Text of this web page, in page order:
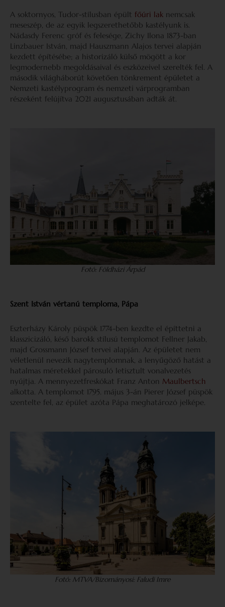
A soktornyos, Tudor-stílusban épült főúri lak nemcsak
meseszép, de az egyik leg­szerethetőbb kastélyunk is.
Nádasdy Ferenc gróf és felesége, Zichy Ilona 1873-ban
Linzbauer István, majd Hauszmann Alajos tervei alapján
kezdett építésébe; a historizáló külső mögött a kor
legmodernebb megoldásaival és eszközeivel szerelték fel. A
második világháborút követően tönkrement épületet a
Nemzeti kastélyprogram és nemzeti várprogramban
részeként felújítva 2021 augusztusában adták át.
Fotó: Földházi Árpád
Szent István vértanú temploma, Pápa
Eszterházy Károly püspök 1774-ben kezdte el építtetni a
klasszicizáló, késő barokk stílusú templomot Fellner Jakab,
majd Grossmann József tervei alapján. Az épületet nem
véletlenül nevezik nagytemplomnak, a lenyűgöző hatást a
hatalmas méretekkel párosuló letisztult vonalvezetés
nyújtja. A mennyezetfreskókat Franz Anton Maulbertsch
alkotta. A templomot 1795. május 3-án Pierer József püspök
szentelte fel, az épület azóta Pápa meghatározó jelképe.
Fotó: MTVA/Bizományosi: Faludi Imre